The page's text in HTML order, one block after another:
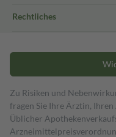
Rechtliches
Zu Risiken und
fragen Sie Ihre Ärztin,
Üblicher